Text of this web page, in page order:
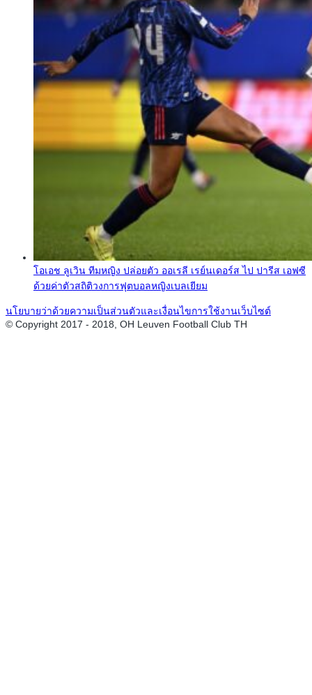
โอเอช ลูเวิน ทีมหญิง ปล่อยตัว ออเรลี เรย์นเดอร์ส ไป ปารีส เอฟซี
ด้วยค่าตัวสถิติวงการฟุตบอลหญิงเบลเยียม
นโยบายว่าด้วยความเป็นส่วนตัวและเงื่อนไขการใช้งานเว็บไซต์
© Copyright 2017 - 2018, OH Leuven Football Club TH